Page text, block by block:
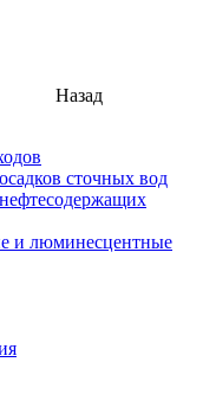
Назад
сточных вод
и люминесцентные